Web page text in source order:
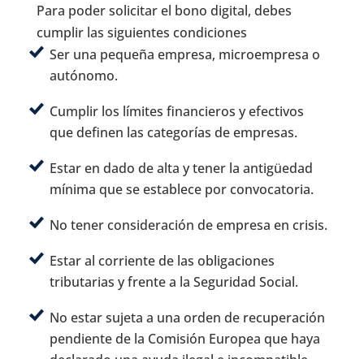
Para poder solicitar el bono digital, debes
cumplir las siguientes condiciones
Ser una pequeña empresa, microempresa o
autónomo.
Cumplir los límites financieros y efectivos
que definen las categorías de empresas.
Estar en dado de alta y tener la antigüedad
mínima que se establece por convocatoria.
No tener consideración de empresa en crisis.
Estar al corriente de las obligaciones
tributarias y frente a la Seguridad Social.
No estar sujeta a una orden de recuperación
pendiente de la Comisión Europea que haya